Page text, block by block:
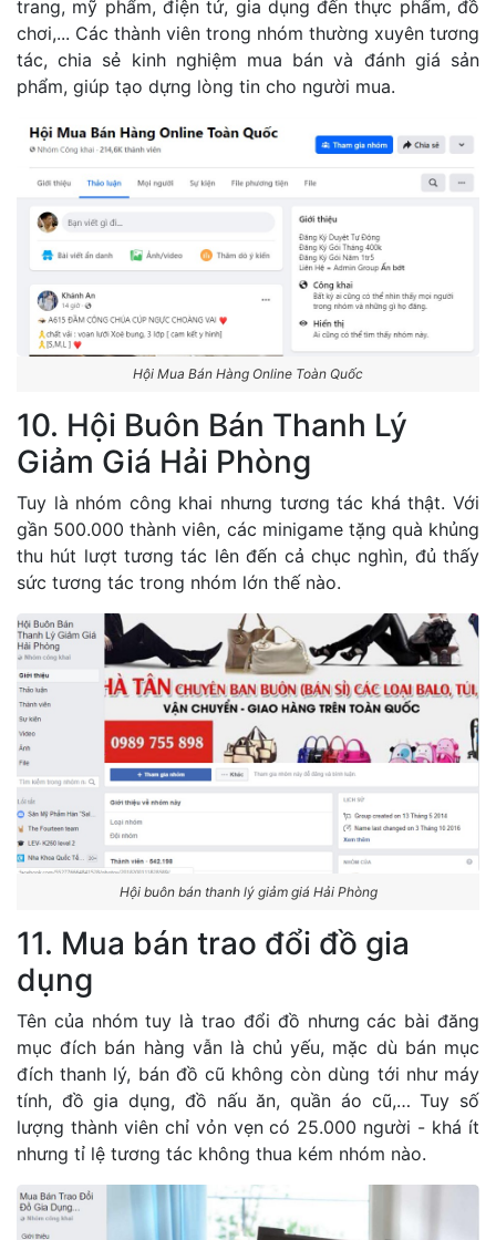
trang, mỹ phẩm, điện tử, gia dụng đến thực phẩm, đồ
chơi,... Các thành viên trong nhóm thường xuyên tương
tác, chia sẻ kinh nghiệm mua bán và đánh giá sản
phẩm, giúp tạo dựng lòng tin cho người mua.
Hội Mua Bán Hàng Online Toàn Quốc
10. Hội Buôn Bán Thanh Lý
Giảm Giá Hải Phòng
Tuy là nhóm công khai nhưng tương tác khá thật. Với
gần 500.000 thành viên, các minigame tặng quà khủng
thu hút lượt tương tác lên đến cả chục nghìn, đủ thấy
sức tương tác trong nhóm lớn thế nào.
Hội buôn bán thanh lý giảm giá Hải Phòng
11. Mua bán trao đổi đồ gia
dụng
Tên của nhóm tuy là trao đổi đồ nhưng các bài đăng
mục đích bán hàng vẫn là chủ yếu, mặc dù bán mục
đích thanh lý, bán đồ cũ không còn dùng tới như máy
tính, đồ gia dụng, đồ nấu ăn, quần áo cũ,… Tuy số
lượng thành viên chỉ vỏn vẹn có 25.000 người - khá ít
nhưng tỉ lệ tương tác không thua kém nhóm nào.